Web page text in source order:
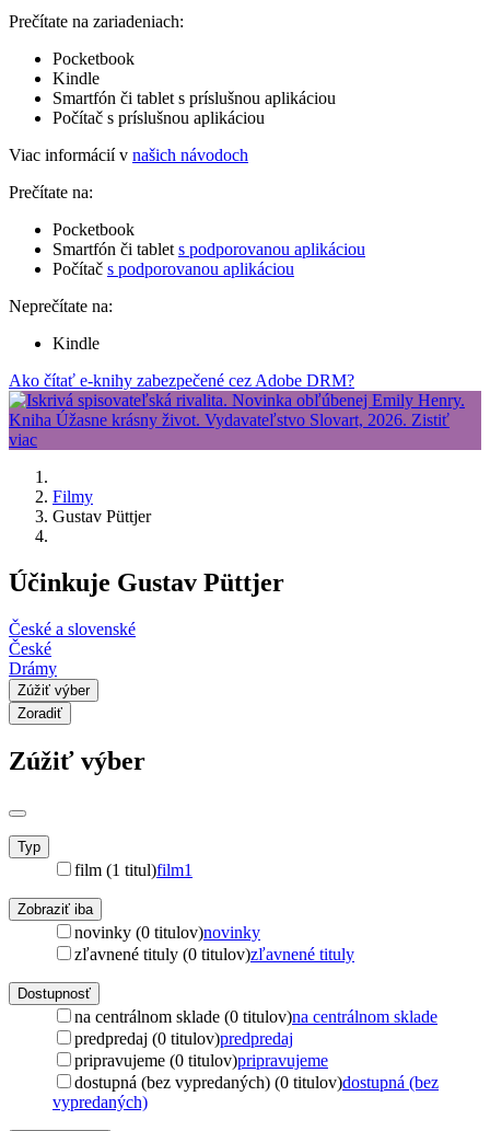
Prečítate na zariadeniach:
Pocketbook
Kindle
Smartfón či tablet s príslušnou aplikáciou
Počítač s príslušnou aplikáciou
Viac informácií v našich návodoch
Prečítate na:
Pocketbook
Smartfón či tablet s podporovanou aplikáciou
Počítač s podporovanou aplikáciou
Neprečítate na:
Kindle
Ako čítať e-knihy zabezpečené cez Adobe DRM?
Filmy
Gustav Püttjer
Účinkuje Gustav Püttjer
České a slovenské
České
Drámy
Zúžiť výber
Zoradiť
Zúžiť výber
Typ
film (1 titul)film1
Zobraziť iba
novinky (0 titulov)novinky
zľavnené tituly (0 titulov)zľavnené tituly
Dostupnosť
na centrálnom sklade (0 titulov)na centrálnom sklade
predpredaj (0 titulov)predpredaj
pripravujeme (0 titulov)pripravujeme
dostupná (bez vypredaných) (0 titulov)dostupná (bez
vypredaných)